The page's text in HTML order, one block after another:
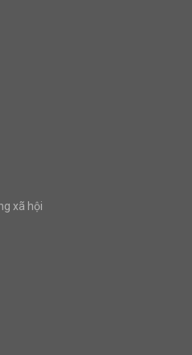
xã hội